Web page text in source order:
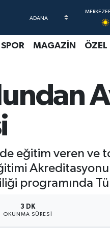
SPOR MAGAZİN ÖZEL
eğitim veren
Akreditasyonu
programında
3 DK
OKUNMA SÜRESI